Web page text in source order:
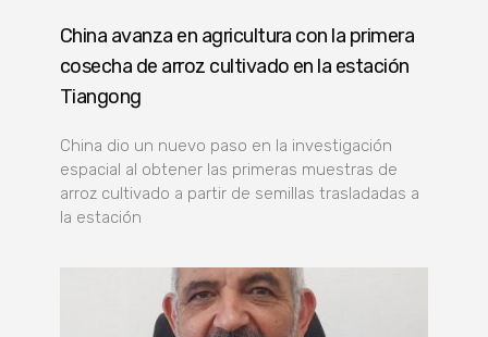
China avanza en agricultura con la primera
cosecha de arroz cultivado en la estación
Tiangong
China dio un nuevo paso en la investigación
espacial al obtener las primeras muestras de
arroz cultivado a partir de semillas trasladadas a
la estación